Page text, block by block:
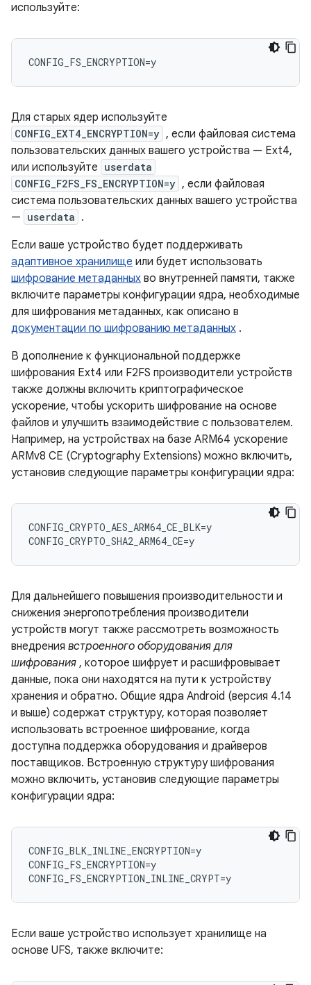
используйте:
Для старых ядер используйте
CONFIG_EXT4_ENCRYPTION=y , если файловая система
пользовательских данных вашего устройства — Ext4,
или используйте userdata
CONFIG_F2FS_FS_ENCRYPTION=y , если файловая
система пользовательских данных вашего устройства
— userdata .
Если ваше устройство будет поддерживать
адаптивное хранилище или будет использовать
шифрование метаданных во внутренней памяти, также
включите параметры конфигурации ядра, необходимые
для шифрования метаданных, как описано в
документации по шифрованию метаданных .
В дополнение к функциональной поддержке
шифрования Ext4 или F2FS производители устройств
также должны включить криптографическое
ускорение, чтобы ускорить шифрование на основе
файлов и улучшить взаимодействие с пользователем.
Например, на устройствах на базе ARM64 ускорение
ARMv8 CE (Cryptography Extensions) можно включить,
установив следующие параметры конфигурации ядра:
CONFIG_CRYPTO_AES_ARM64_CE_BLK=y
Для дальнейшего повышения производительности и
снижения энергопотребления производители
устройств могут также рассмотреть возможность
внедрения встроенного оборудования для
шифрования , которое шифрует и расшифровывает
данные, пока они находятся на пути к устройству
хранения и обратно. Общие ядра Android (версия 4.14
и выше) содержат структуру, которая позволяет
использовать встроенное шифрование, когда
доступна поддержка оборудования и драйверов
поставщиков. Встроенную структуру шифрования
можно включить, установив следующие параметры
конфигурации ядра:
CONFIG_BLK_INLINE_ENCRYPTION=y
CONFIG_FS_ENCRYPTION=y
Если ваше устройство использует хранилище на
основе UFS, также включите: